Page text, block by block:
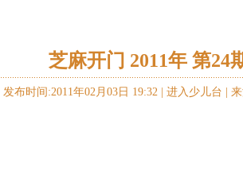
芝麻开门 2011年 第24
发布时间:2011年02月03日 19:32 | 进入少儿台